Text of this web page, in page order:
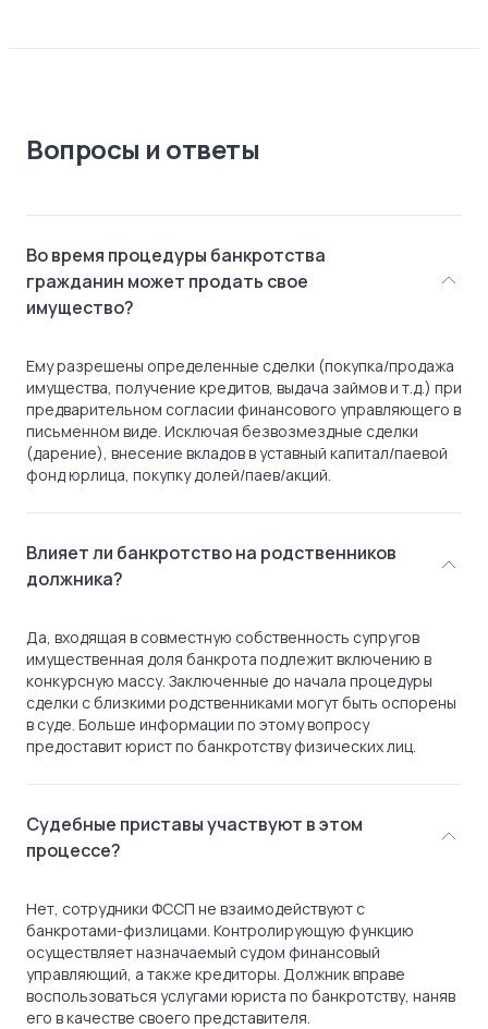
Вопросы и ответы
Во время процедуры банкротства
гражданин может продать свое
имущество?
Ему разрешены определенные сделки (покупка/продажа
имущества, получение кредитов, выдача займов и т.д.) при
предварительном согласии финансового управляющего в
письменном виде. Исключая безвозмездные сделки
(дарение), внесение вкладов в уставный капитал/паевой
фонд юрлица, покупку долей/паев/акций.
Влияет ли банкротство на родственников
должника?
Да, входящая в совместную собственность супругов
имущественная доля банкрота подлежит включению в
конкурсную массу. Заключенные до начала процедуры
сделки с близкими родственниками могут быть оспорены
в суде. Больше информации по этому вопросу
предоставит юрист по банкротству физических лиц.
Судебные приставы участвуют в этом
процессе?
Нет, сотрудники ФССП не взаимодействуют с
банкротами-физлицами. Контролирующую функцию
осуществляет назначаемый судом финансовый
управляющий, а также кредиторы. Должник вправе
воспользоваться услугами юриста по банкротству, наняв
его в качестве своего представителя.